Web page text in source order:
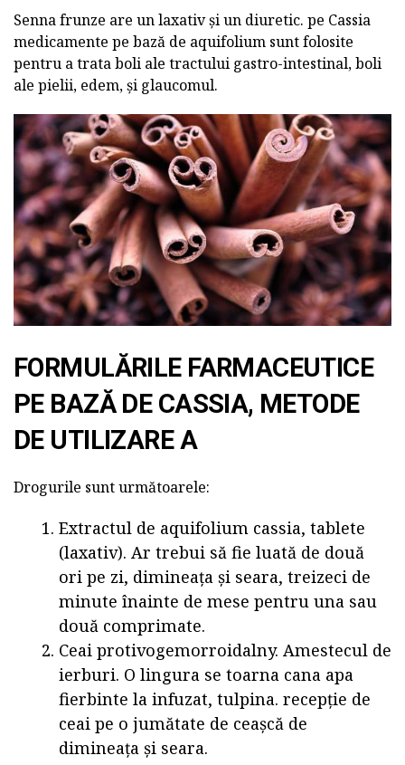
Senna frunze are un laxativ și un diuretic. pe Cassia
medicamente pe bază de aquifolium sunt folosite
pentru a trata boli ale tractului gastro-intestinal, boli
ale pielii, edem, și glaucomul.
FORMULĂRILE FARMACEUTICE
PE BAZĂ DE CASSIA, METODE
DE UTILIZARE A
Drogurile sunt următoarele:
Extractul de aquifolium cassia, tablete
(laxativ). Ar trebui să fie luată de două
ori pe zi, dimineața și seara, treizeci de
minute înainte de mese pentru una sau
două comprimate.
Ceai protivogemorroidalny. Amestecul de
ierburi. O lingura se toarna cana apa
fierbinte la infuzat, tulpina. recepție de
ceai pe o jumătate de ceașcă de
dimineața și seara.